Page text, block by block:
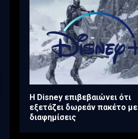
Η Disney επιβεβαιώνει ότι
εξετάζει δωρεάν πακέτο με
διαφημίσεις